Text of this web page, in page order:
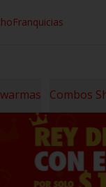
Franquicias
Combos